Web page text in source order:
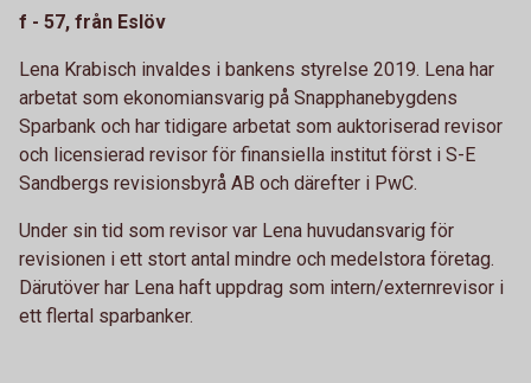
f - 57, från Eslöv
Lena Krabisch invaldes i bankens styrelse 2019. Lena har
arbetat som ekonomiansvarig på Snapphanebygdens
Sparbank och har tidigare arbetat som auktoriserad revisor
och licensierad revisor för finansiella institut först i S-E
Sandbergs revisionsbyrå AB och därefter i PwC.
Under sin tid som revisor var Lena huvudansvarig för
revisionen i ett stort antal mindre och medelstora företag.
Därutöver har Lena haft uppdrag som intern/externrevisor i
ett flertal sparbanker.